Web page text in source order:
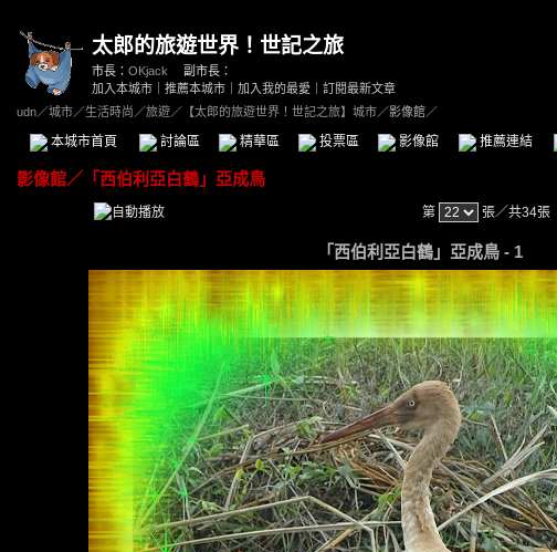
太郎的旅遊世界！世記之旅
市長： OKjack
副市長：
加入本城市
推薦本城市 加入我的最愛
訂閱最新文章
udn／城市／生活時尚 ／旅遊／ 【太郎的旅遊世界！世記之旅】城市／影像館／
本城市首頁 討論區 精華區 投票區 影像館 推薦連結
影像館／ 「西伯利亞白鶴」亞成鳥
第
張／共34
「西伯利亞白鶴」亞成鳥 - 1